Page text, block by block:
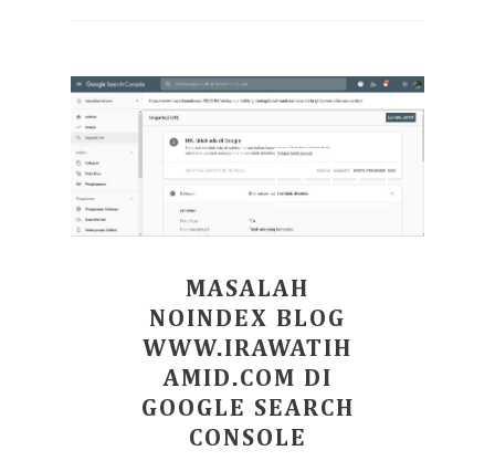
MASALAH
NOINDEX BLOG
WWW.IRAWATIH
AMID.COM DI
GOOGLE SEARCH
CONSOLE